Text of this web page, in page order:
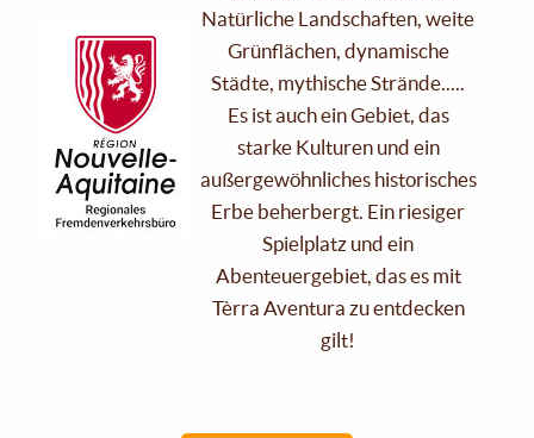
Natürliche Landschaften, weite
Grünflächen, dynamische
Städte, mythische Strände.....
Es ist auch ein Gebiet, das
starke Kulturen und ein
außergewöhnliches historisches
Erbe beherbergt. Ein riesiger
Spielplatz und ein
Abenteuergebiet, das es mit
Tèrra Aventura zu entdecken
gilt!